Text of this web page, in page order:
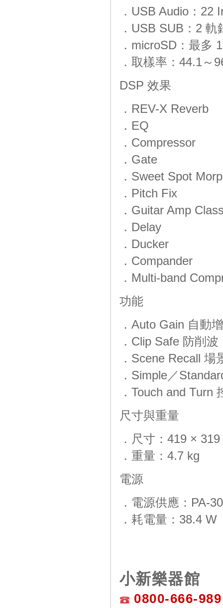
．USB Audio：22
．USB SUB：2
．microSD：最多
．取樣率：44.1～
DSP 效果
．REV-X Reverb
．EQ
．Compressor
．Gate
．Sweet Spot
．Pitch Fix
．Guitar Amp
．Delay
．Ducker
．Compander
．Multi-band
功能
．Auto Gain 自動
．Clip Safe 防削波
．Scene Recall 場
．Simple／
．Touch and Turn
尺寸與重量
．尺寸：419 ×
．重量：4.7 kg
電源
．電源供應：PA-
．耗電量：38.4 W
小新樂器館
0800-666-989